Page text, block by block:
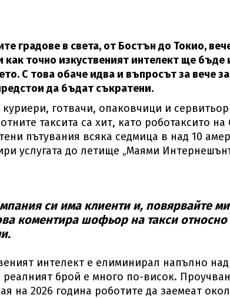
градове в света, от Бостън до Токио,
точно изкуственият интелект ще бъде
С това обаче идва и въпросът за вече
да бъдат съкратени.
готвачи, опаковчици и
таксита са хит, като роботаксито на
пътувания всяка седмица в над 10
услугата до летище „Маями
си има клиенти и, повярвайте
коментира шофьор на такси
интелект е елиминирал напълно
брой е много по-висок.
на 2026 година роботите да заемеат